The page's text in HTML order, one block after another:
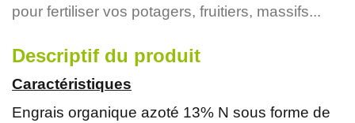
pour fertiliser vos potagers, fruitiers, massifs...
Descriptif du produit
Caractéristiques
Engrais organique azoté 13% N sous forme de